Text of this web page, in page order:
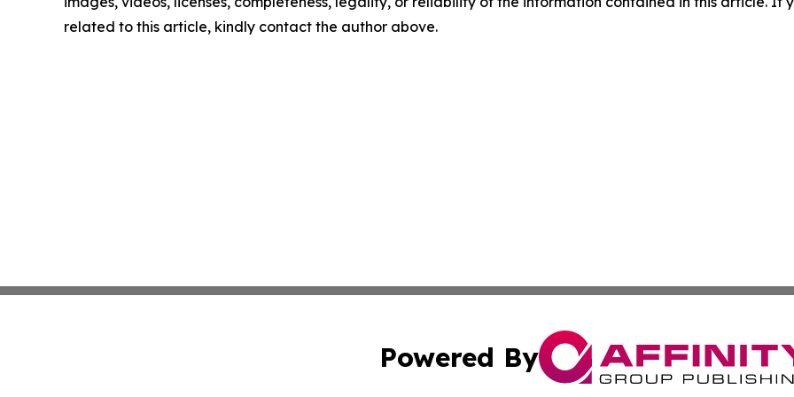
related to this article, kindly contact the author above.
Powered By